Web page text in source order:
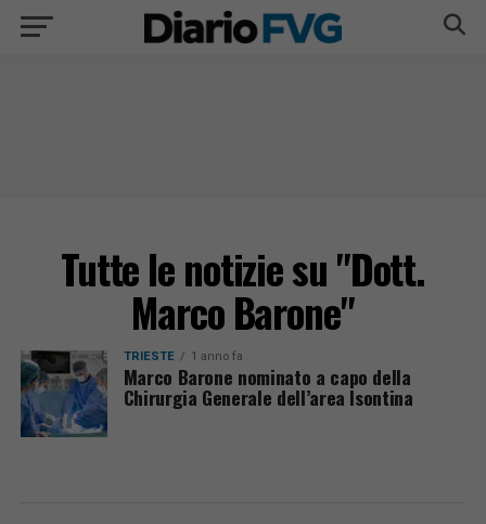
Tutte le notizie su "Dott.
Marco Barone"
TRIESTE 1 anno fa
Marco Barone nominato a capo della
Chirurgia Generale dell’area Isontina